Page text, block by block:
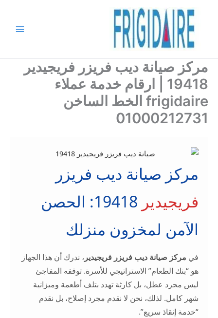
المحتوى
مركز صيانة ديب فريزر فريجيدير
19418 | ارقام خدمة عملاء
frigidaire الخط الساخن
01000212731
مركز صيانة ديب فريزر
فريجيدير
19418: الحصن
الآمن لمخزون منزلك
في مركز صيانة ديب فريزر فريجيدير ، ندرك أن هذا الجهاز
هو “بنك الطعام” الاستراتيجي للأسرة. توقفه المفاجئ
ليس مجرد عطل، بل كارثة تهدد بتلف أطعمة وميزانية
شهر كامل. لذلك، نحن لا نقدم مجرد إصلاح، بل نقدم
“خدمة إنقاذ سريع”.